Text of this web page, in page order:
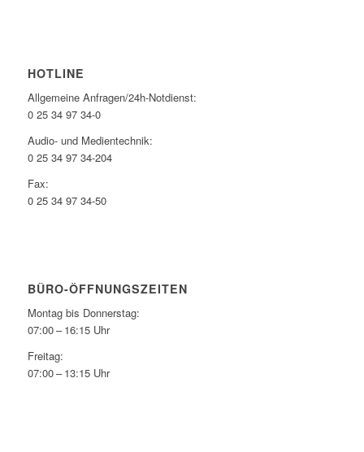
HOTLINE
Allgemeine Anfragen/24h-Notdienst:
0 25 34 97 34-0
Audio- und Medientechnik:
0 25 34 97 34-204
Fax:
0 25 34 97 34-50
BÜRO-ÖFFNUNGSZEITEN
Montag bis Donnerstag:
07:00 – 16:15 Uhr
Freitag:
07:00 – 13:15 Uhr